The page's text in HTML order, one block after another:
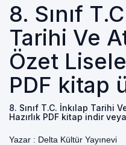
8. Sınıf
Tarihi Ve
Özet
PDF kitap
8. Sınıf T.C. İnkılap Tarihi
Hazırlık PDF kitap indir
Yazar : Delta Kültür Yayınevi